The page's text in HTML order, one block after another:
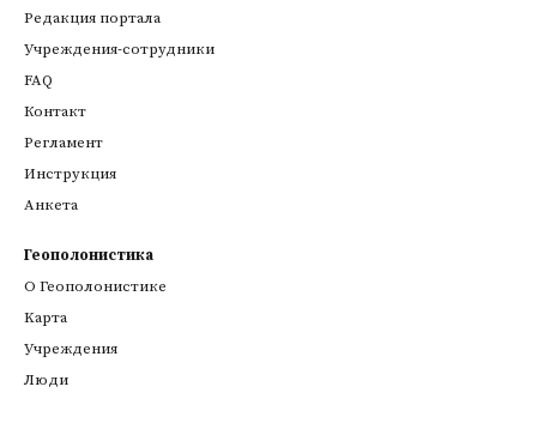
Редакция портала
Учреждения-сотрудники
FAQ
Контакт
Регламент
Инструкция
Анкета
Геополонистика
О Геополонистике
Kарта
Учреждения
Люди